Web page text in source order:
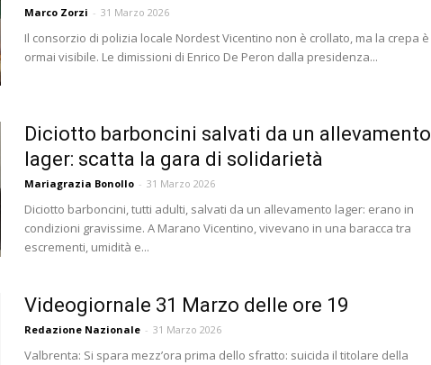
Marco Zorzi - 31 Marzo 2026
Il consorzio di polizia locale Nordest Vicentino non è crollato, ma la crepa è
ormai visibile. Le dimissioni di Enrico De Peron dalla presidenza...
Diciotto barboncini salvati da un allevamento
lager: scatta la gara di solidarietà
Mariagrazia Bonollo - 31 Marzo 2026
Diciotto barboncini, tutti adulti, salvati da un allevamento lager: erano in
condizioni gravissime. A Marano Vicentino, vivevano in una baracca tra
escrementi, umidità e...
Videogiornale 31 Marzo delle ore 19
Redazione Nazionale - 31 Marzo 2026
Valbrenta: Si spara mezz’ora prima dello sfratto: suicida il titolare della